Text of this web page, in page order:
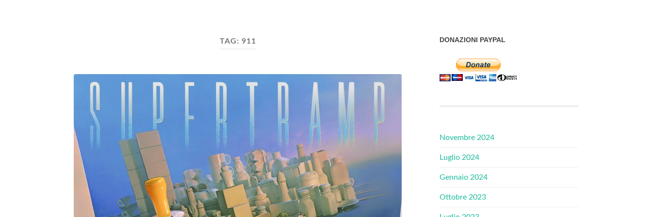
TAG: 911 DONAZIONI PAYPAL
Novembre 2024
Luglio 2024
Gennaio 2024
Ottobre 2023